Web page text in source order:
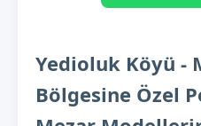
Yedioluk Köyü -
Bölgesine Özel